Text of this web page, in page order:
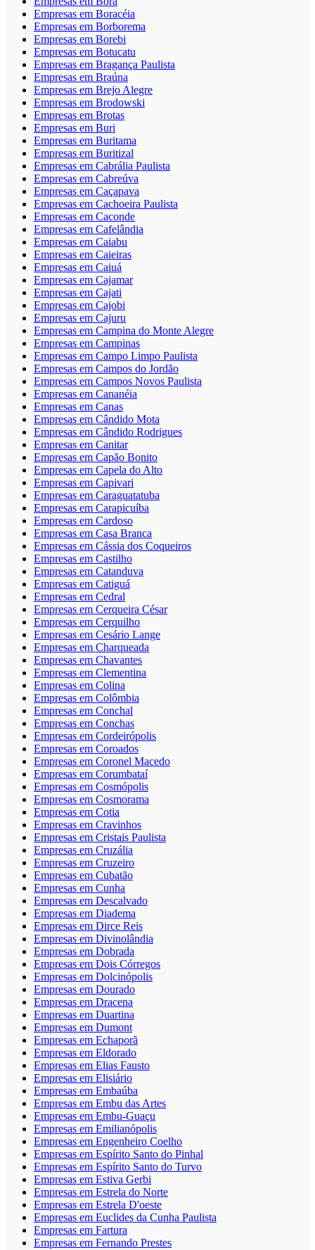
Empresas em Boracéia
Empresas em Borborema
Empresas em Borebi
Empresas em Botucatu
Empresas em Bragança Paulista
Empresas em Braúna
Empresas em Brejo Alegre
Empresas em Brodowski
Empresas em Brotas
Empresas em Buri
Empresas em Buritama
Empresas em Buritizal
Empresas em Cabrália Paulista
Empresas em Cabreúva
Empresas em Caçapava
Empresas em Cachoeira Paulista
Empresas em Caconde
Empresas em Cafelândia
Empresas em Caiabu
Empresas em Caieiras
Empresas em Caiuá
Empresas em Cajamar
Empresas em Cajati
Empresas em Cajobi
Empresas em Cajuru
Empresas em Campina do Monte Alegre
Empresas em Campinas
Empresas em Campo Limpo Paulista
Empresas em Campos do Jordão
Empresas em Campos Novos Paulista
Empresas em Cananéia
Empresas em Canas
Empresas em Cândido Mota
Empresas em Cândido Rodrigues
Empresas em Canitar
Empresas em Capão Bonito
Empresas em Capela do Alto
Empresas em Capivari
Empresas em Caraguatatuba
Empresas em Carapicuíba
Empresas em Cardoso
Empresas em Casa Branca
Empresas em Cássia dos Coqueiros
Empresas em Castilho
Empresas em Catanduva
Empresas em Catiguá
Empresas em Cedral
Empresas em Cerqueira César
Empresas em Cerquilho
Empresas em Cesário Lange
Empresas em Charqueada
Empresas em Chavantes
Empresas em Clementina
Empresas em Colina
Empresas em Colômbia
Empresas em Conchal
Empresas em Conchas
Empresas em Cordeirópolis
Empresas em Coroados
Empresas em Coronel Macedo
Empresas em Corumbataí
Empresas em Cosmópolis
Empresas em Cosmorama
Empresas em Cotia
Empresas em Cravinhos
Empresas em Cristais Paulista
Empresas em Cruzália
Empresas em Cruzeiro
Empresas em Cubatão
Empresas em Cunha
Empresas em Descalvado
Empresas em Diadema
Empresas em Dirce Reis
Empresas em Divinolândia
Empresas em Dobrada
Empresas em Dois Córregos
Empresas em Dolcinópolis
Empresas em Dourado
Empresas em Dracena
Empresas em Duartina
Empresas em Dumont
Empresas em Echaporã
Empresas em Eldorado
Empresas em Elias Fausto
Empresas em Elisiário
Empresas em Embaúba
Empresas em Embu das Artes
Empresas em Embu-Guaçu
Empresas em Emilianópolis
Empresas em Engenheiro Coelho
Empresas em Espírito Santo do Pinhal
Empresas em Espírito Santo do Turvo
Empresas em Estiva Gerbi
Empresas em Estrela do Norte
Empresas em Estrela D'oeste
Empresas em Euclides da Cunha Paulista
Empresas em Fartura
Empresas em Fernando Prestes